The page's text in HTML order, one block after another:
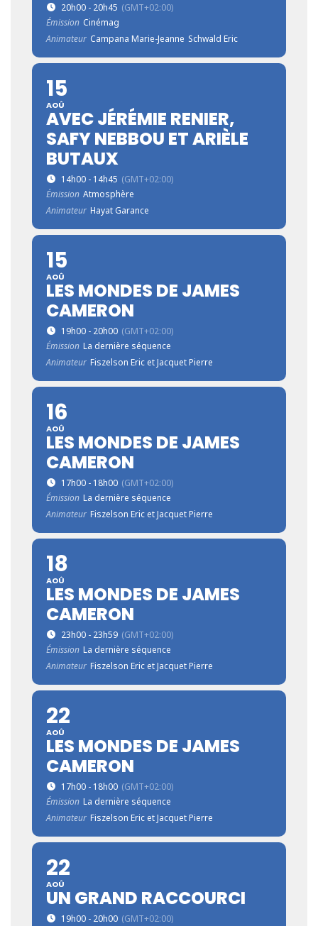
20h00 - 20h45 (GMT+02:00)
Émission Cinémag
Animateur Campana Marie-Jeanne Schwald Eric
15
AOÛ
AVEC JÉRÉMIE RENIER,
SAFY NEBBOU ET ARIÈLE
BUTAUX
14h00 - 14h45 (GMT+02:00)
Émission Atmosphère
Animateur Hayat Garance
15
AOÛ
LES MONDES DE JAMES
CAMERON
19h00 - 20h00 (GMT+02:00)
Émission La dernière séquence
Animateur Fiszelson Eric et Jacquet Pierre
16
AOÛ
LES MONDES DE JAMES
CAMERON
17h00 - 18h00 (GMT+02:00)
Émission La dernière séquence
Animateur Fiszelson Eric et Jacquet Pierre
18
AOÛ
LES MONDES DE JAMES
CAMERON
23h00 - 23h59 (GMT+02:00)
Émission La dernière séquence
Animateur Fiszelson Eric et Jacquet Pierre
22
AOÛ
LES MONDES DE JAMES
CAMERON
17h00 - 18h00 (GMT+02:00)
Émission La dernière séquence
Animateur Fiszelson Eric et Jacquet Pierre
22
AOÛ
UN GRAND RACCOURCI
19h00 - 20h00 (GMT+02:00)